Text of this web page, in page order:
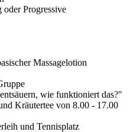
Progressive
Massagelotion
wie funktioniert das?"
Kräutertee von 8.00 - 17.00
und Tennisplatz